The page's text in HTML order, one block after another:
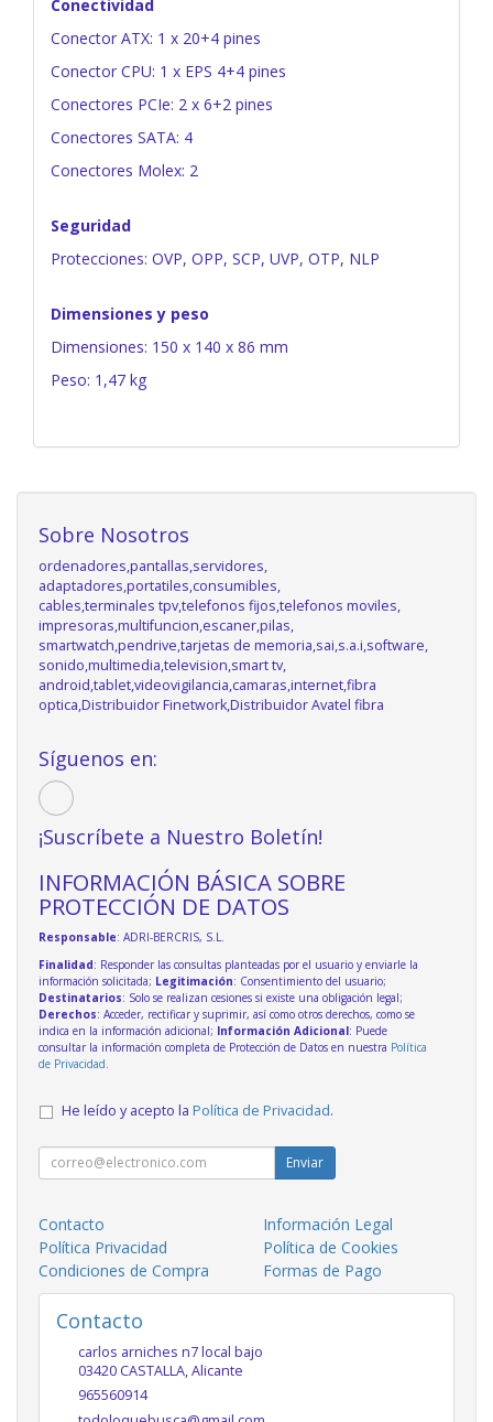
Conectividad
Conector ATX: 1 x 20+4 pines
Conector CPU: 1 x EPS 4+4 pines
Conectores PCIe: 2 x 6+2 pines
Conectores SATA: 4
Conectores Molex: 2
Seguridad
Protecciones: OVP, OPP, SCP, UVP, OTP, NLP
Dimensiones y peso
Dimensiones: 150 x 140 x 86 mm
Peso: 1,47 kg
Sobre Nosotros
ordenadores,pantallas,servidores,
adaptadores,portatiles,consumibles,
cables,terminales tpv,telefonos fijos,telefonos moviles,
impresoras,multifuncion,escaner,pilas,
smartwatch,pendrive,tarjetas de memoria,sai,s.a.i,software,
sonido,multimedia,television,smart tv,
android,tablet,videovigilancia,camaras,internet,fibra
optica,Distribuidor Finetwork,Distribuidor Avatel fibra
Síguenos en:
¡Suscríbete a Nuestro Boletín!
INFORMACIÓN BÁSICA SOBRE
PROTECCIÓN DE DATOS
Responsable: ADRI-BERCRIS, S.L.
Finalidad: Responder las consultas planteadas por el usuario y enviarle la
información solicitada; Legitimación: Consentimiento del usuario;
Destinatarios: Solo se realizan cesiones si existe una obligación legal;
Derechos: Acceder, rectificar y suprimir, así como otros derechos, como se
indica en la información adicional; Información Adicional: Puede
consultar la información completa de Protección de Datos en nuestra Política
de Privacidad
He leído y acepto la Política de Privacidad.
Enviar
Contacto
Información Legal
Política Privacidad
Política de Cookies
Condiciones de Compra
Formas de Pago
Contacto
carlos arniches n7 local bajo
03420 CASTALLA,Alicante
965560914